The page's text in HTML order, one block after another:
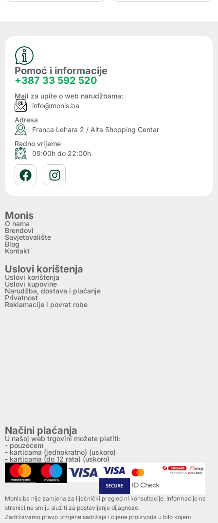
Pomoć i informacije
+387 33 592 520
Mail za upite o web narudžbama:
info@monis.ba
Adresa
Franca Lehara 2 / Alta Shopping Centar
Radno vrijeme
09:00h do 22:00h
Monis
O nama
Brendovi
Savjetovalište
Blog
Kontakt
Uslovi korištenja
Uslovi korištenja
Uslovi kupovine
Narudžba, dostava i plaćanje
Privatnost
Reklamacije i povrat robe
Načini plaćanja
U našoj web trgovini možete platiti:
- pouzećem
- karticama (jednokratno) (uskoro)
- karticama (do 12 rata) (uskoro)
Monis.ba nije zamjena za liječnički pregled ni konsultacije. Informacije na
stranici ne smiju služiti za postavljanje dijagnoze.
Zadržavamo pravo izmjene sadržaja i cijene proizvoda u bilo kojem